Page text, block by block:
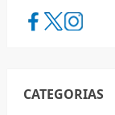
CATEGORIAS